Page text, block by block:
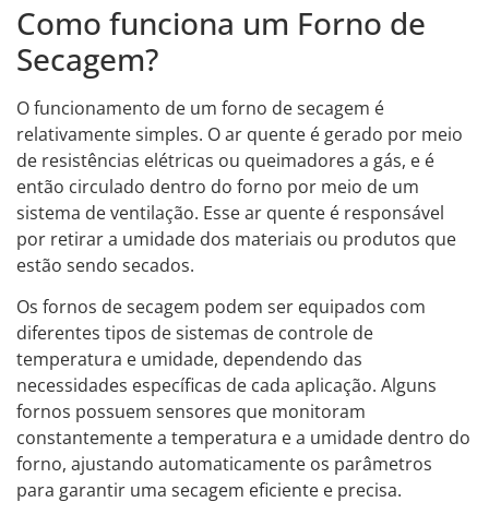
Como funciona um Forno de
Secagem?
O funcionamento de um forno de secagem é
relativamente simples. O ar quente é gerado por meio
de resistências elétricas ou queimadores a gás, e é
então circulado dentro do forno por meio de um
sistema de ventilação. Esse ar quente é responsável
por retirar a umidade dos materiais ou produtos que
estão sendo secados.
Os fornos de secagem podem ser equipados com
diferentes tipos de sistemas de controle de
temperatura e umidade, dependendo das
necessidades específicas de cada aplicação. Alguns
fornos possuem sensores que monitoram
constantemente a temperatura e a umidade dentro do
forno, ajustando automaticamente os parâmetros
para garantir uma secagem eficiente e precisa.